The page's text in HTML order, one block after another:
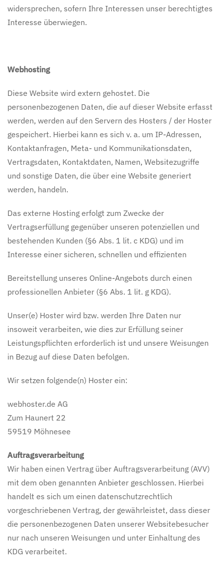
widersprechen, sofern Ihre Interessen unser berechtigtes
Interesse überwiegen.
Webhosting
Diese Website wird extern gehostet. Die
personenbezogenen Daten, die auf dieser Website erfasst
werden, werden auf den Servern des Hosters / der Hoster
gespeichert. Hierbei kann es sich v. a. um IP-Adressen,
Kontaktanfragen, Meta- und Kommunikationsdaten,
Vertragsdaten, Kontaktdaten, Namen, Websitezugriffe
und sonstige Daten, die über eine Website generiert
werden, handeln.
Das externe Hosting erfolgt zum Zwecke der
Vertragserfüllung gegenüber unseren potenziellen und
bestehenden Kunden (§6 Abs. 1 lit. c KDG) und im
Interesse einer sicheren, schnellen und effizienten
Bereitstellung unseres Online-Angebots durch einen
professionellen Anbieter (§6 Abs. 1 lit. g KDG).
Unser(e) Hoster wird bzw. werden Ihre Daten nur
insoweit verarbeiten, wie dies zur Erfüllung seiner
Leistungspflichten erforderlich ist und unsere Weisungen
in Bezug auf diese Daten befolgen.
Wir setzen folgende(n) Hoster ein:
webhoster.de AG
Zum Haunert 22
59519 Möhnesee
Auftragsverarbeitung
Wir haben einen Vertrag über Auftragsverarbeitung (AVV)
mit dem oben genannten Anbieter geschlossen. Hierbei
handelt es sich um einen datenschutzrechtlich
vorgeschriebenen Vertrag, der gewährleistet, dass dieser
die personenbezogenen Daten unserer Websitebesucher
nur nach unseren Weisungen und unter Einhaltung des
KDG verarbeitet.